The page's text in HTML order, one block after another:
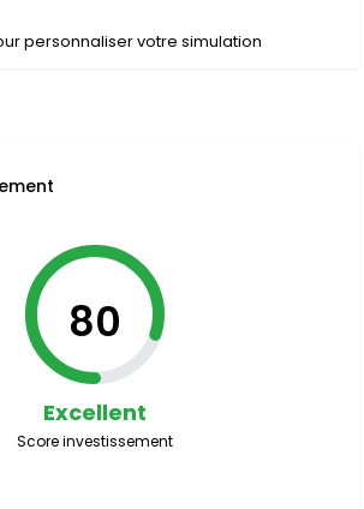
personnaliser votre simulation
80
Excellent
Score investissement